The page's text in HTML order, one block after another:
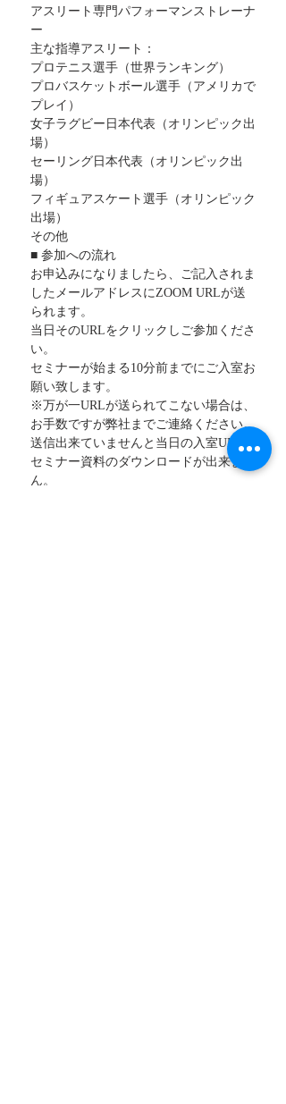
アスリート専門パフォーマンストレーナ
ー
主な指導アスリート：
プロテニス選手（世界ランキング）
プロバスケットボール選手（アメリカで
プレイ）
女子ラグビー日本代表（オリンピック出
場）
セーリング日本代表（オリンピック出
場）
フィギュアスケート選手（オリンピック
出場）
その他
■ 参加への流れ
お申込みになりましたら、ご記入されま
したメールアドレスにZOOM URLが送
られます。
当日そのURLをクリックしご参加くださ
い。
セミナーが始まる10分前までにご入室お
願い致します。
※万が一URLが送られてこない場合は、
お手数ですが弊社までご連絡ください。
送信出来ていませんと当日の入室URLや
セミナー資料のダウンロードが出来ませ
ん。